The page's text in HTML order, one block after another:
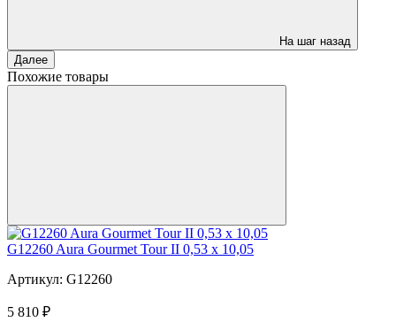
На шаг назад
Далее
Похожие товары
G12260 Aura Gourmet Tour II 0,53 x 10,05
Артикул: G12260
5 810 ₽